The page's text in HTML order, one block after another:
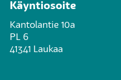
Käyntiosoite
Kantolantie 10a
PL 6
41341 Laukaa